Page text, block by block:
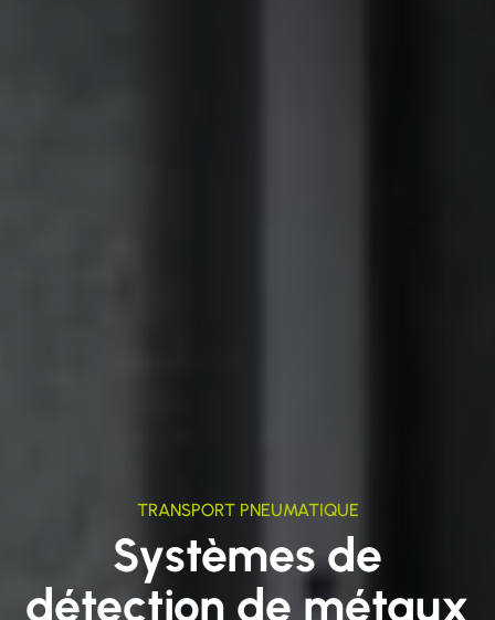
TRANSPORT PNEUMATIQUE
Systèmes de
détection de métaux